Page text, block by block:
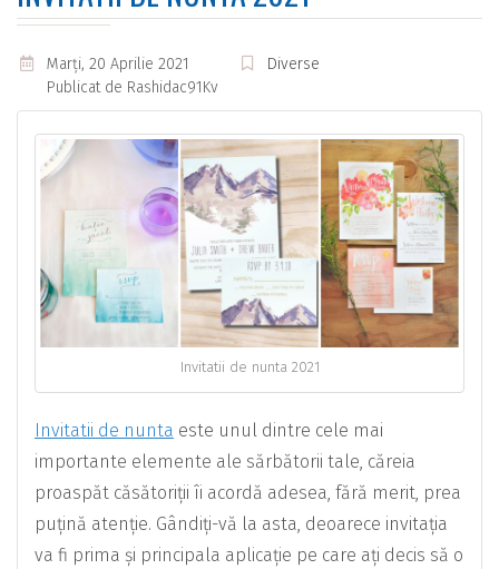
Marţi, 20 Aprilie 2021
Diverse
Publicat de Rashidac91Kv
Invitatii de nunta 2021
Invitatii de nunta este unul dintre cele mai
importante elemente ale sărbătorii tale, căreia
proaspăt căsătoriții îi acordă adesea, fără merit, prea
puțină atenție. Gândiți-vă la asta, deoarece invitația
va fi prima și principala aplicație pe care ați decis să o